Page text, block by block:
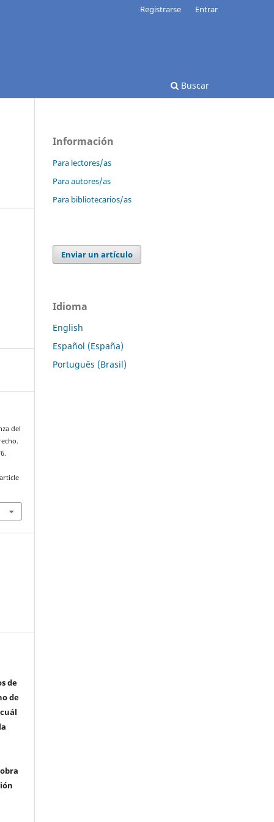
Buscar
Registrarse Entrar
del
de
de
Información
Para lectores/as
Para autores/as
Para bibliotecarios/as
Enviar un artículo
Idioma
English
Español (España)
Português (Brasil)